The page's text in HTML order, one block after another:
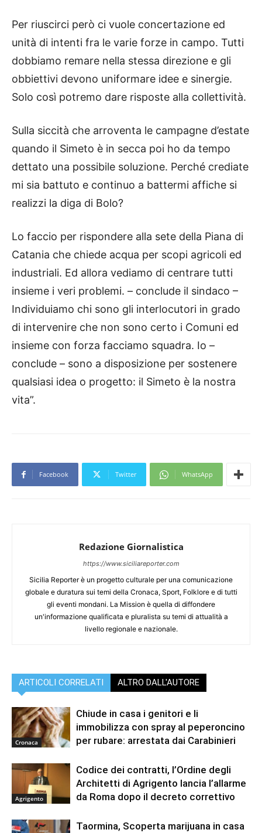
Per riuscirci però ci vuole concertazione ed
unità di intenti fra le varie forze in campo. Tutti
dobbiamo remare nella stessa direzione e gli
obbiettivi devono uniformare idee e sinergie.
Solo così potremo dare risposte alla collettività.
Sulla siccità che arroventa le campagne d’estate
quando il Simeto è in secca poi ho da tempo
dettato una possibile soluzione. Perché crediate
mi sia battuto e continuo a battermi affiche si
realizzi la diga di Bolo?
Lo faccio per rispondere alla sete della Piana di
Catania che chiede acqua per scopi agricoli ed
industriali. Ed allora vediamo di centrare tutti
insieme i veri problemi. – conclude il sindaco –
Individuiamo chi sono gli interlocutori in grado
di intervenire che non sono certo i Comuni ed
insieme con forza facciamo squadra. Io –
conclude – sono a disposizione per sostenere
qualsiasi idea o progetto: il Simeto è la nostra
vita”.
Facebook Twitter WhatsApp
Redazione Giornalistica
https://www.siciliareporter.com
Sicilia Reporter è un progetto culturale per una comunicazione
globale e duratura sui temi della Cronaca, Sport, Folklore e di tutti
gli eventi mondani. La Mission è quella di diffondere
un'informazione qualificata e pluralista su temi di attualità a
livello regionale e nazionale.
ARTICOLI CORRELATI ALTRO DALL'AUTORE
Cronaca
Chiude in casa i genitori e li
immobilizza con spray al peperoncino
per rubare: arrestata dai Carabinieri
Agrigento
Codice dei contratti, l’Ordine degli
Architetti di Agrigento lancia l’allarme
da Roma dopo il decreto correttivo
Taormina, Scoperta marijuana in casa